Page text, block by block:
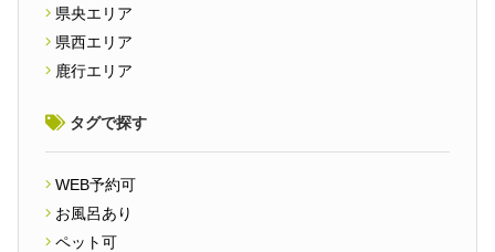
県央エリア
県西エリア
鹿行エリア
タグで探す
WEB予約可
お風呂あり
ペット可